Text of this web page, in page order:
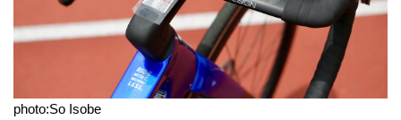
photo:So Isobe